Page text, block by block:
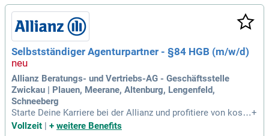
Selbstständiger Agenturpartner - §84 HGB (m/w/d)
Allianz Beratungs- und Vertriebs-AG - Geschäftsstelle
Zwickau | Plauen, Meerane, Altenburg, Lengenfeld,
Schneeberg
Starte Deine Karriere bei der Allianz und profitiere von koste
nfreier Unterstützung durch Fachspezialist:innen. Entfalte D
+
Vollzeit | + weitere Benefits